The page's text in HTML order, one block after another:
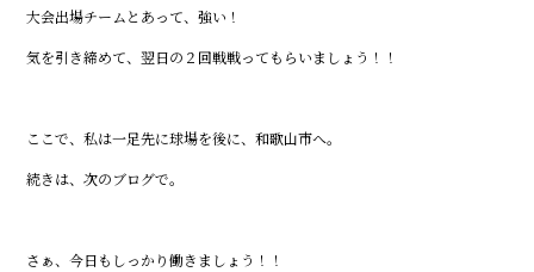
大会出場チームとあって、強い！
気を引き締めて、翌日の２回戦戦ってもらいましょう！！
ここで、私は一足先に球場を後に、和歌山市へ。
続きは、次のブログで。
さぁ、今日もしっかり働きましょう！！